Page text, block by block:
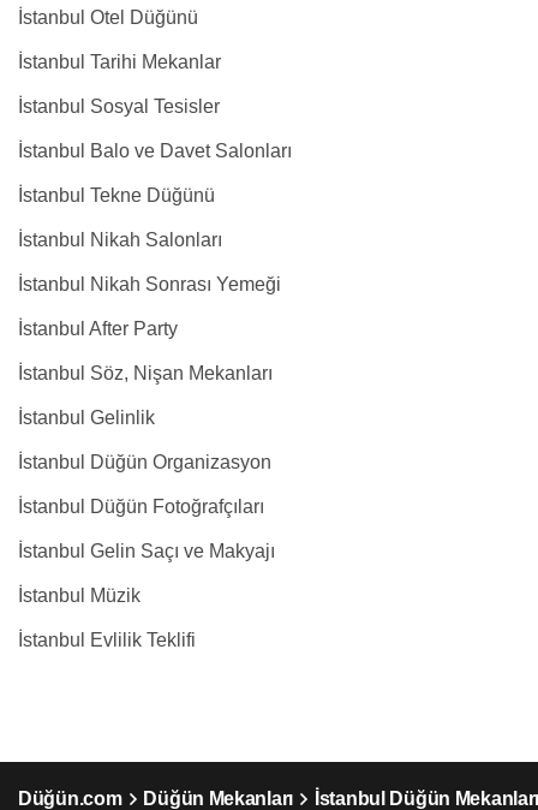
İstanbul Otel Düğünü
İstanbul Tarihi Mekanlar
İstanbul Sosyal Tesisler
İstanbul Balo ve Davet Salonları
İstanbul Tekne Düğünü
İstanbul Nikah Salonları
İstanbul Nikah Sonrası Yemeği
İstanbul After Party
İstanbul Söz, Nişan Mekanları
İstanbul Gelinlik
İstanbul Düğün Organizasyon
İstanbul Düğün Fotoğrafçıları
İstanbul Gelin Saçı ve Makyajı
İstanbul Müzik
İstanbul Evlilik Teklifi
Düğün.com Düğün Mekanları İstanbul Düğün